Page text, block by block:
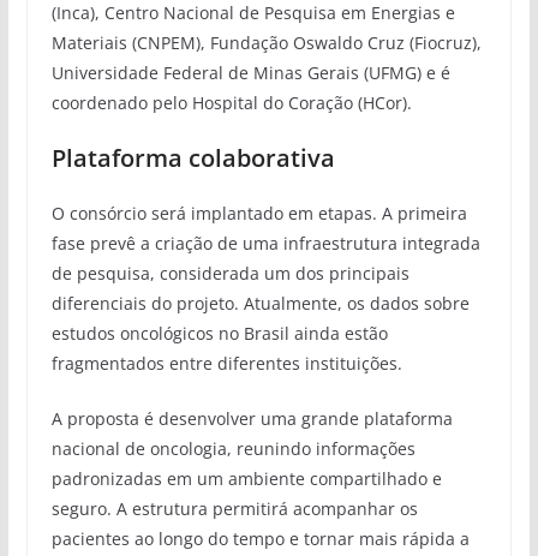
(Inca), Centro Nacional de Pesquisa em Energias e
Materiais (CNPEM), Fundação Oswaldo Cruz (Fiocruz),
Universidade Federal de Minas Gerais (UFMG) e é
coordenado pelo Hospital do Coração (HCor).
Plataforma colaborativa
O consórcio será implantado em etapas. A primeira
fase prevê a criação de uma infraestrutura integrada
de pesquisa, considerada um dos principais
diferenciais do projeto. Atualmente, os dados sobre
estudos oncológicos no Brasil ainda estão
fragmentados entre diferentes instituições.
A proposta é desenvolver uma grande plataforma
nacional de oncologia, reunindo informações
padronizadas em um ambiente compartilhado e
seguro. A estrutura permitirá acompanhar os
pacientes ao longo do tempo e tornar mais rápida a